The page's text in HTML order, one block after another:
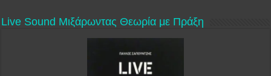
Live Sound Μιξάρωντας Θεωρία με Πράξη